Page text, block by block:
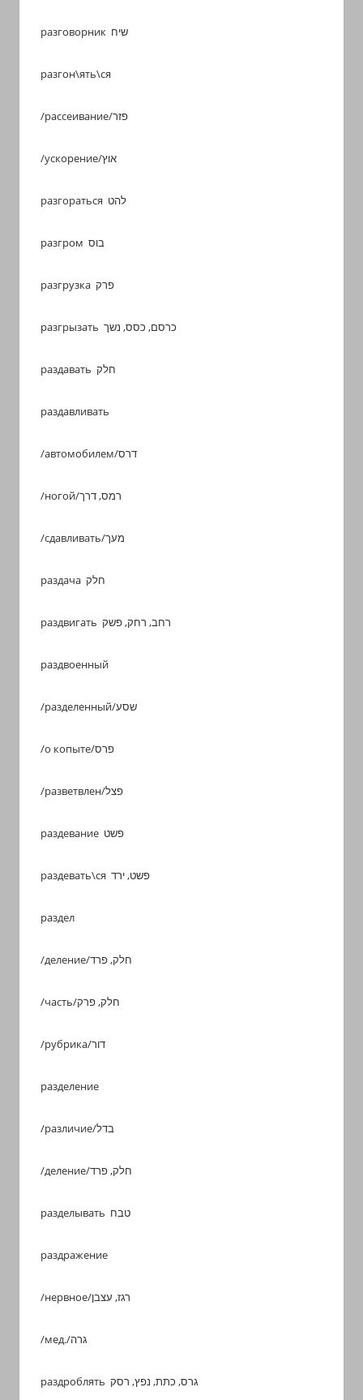
разговорник שיח
разгон\ять\ся
/рассеивание/פזר
/ускорение/אוץ
разгораться להט
разгром בוס
разгрузка פרק
разгрызать כרסם, כסס, נשך
раздавать חלק
раздавливать
/автомобилем/דרס
/ногой/רמס, דרך
/сдавливать/מעך
раздача חלק
раздвигать רחב, רחק, פשק
раздвоенный
/разделенный/שסע
/о копыте/פרס
/разветвлен/פצל
раздевание פשט
раздевать\ся פשט, ירד
раздел
/деление/חלק, פרד
/часть/חלק, פרק
/рубрика/דור
разделение
/различие/בדל
/деление/חלק, פרד
разделывать טבח
раздражение
/нервное/רגז, עצבן
/мед./גרה
раздроблять גרס, כתת, נפץ, רסק